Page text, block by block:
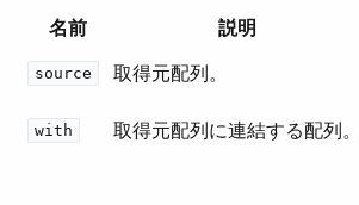
名前 説明
source 取得元配列。
with 取得元配列に連結する配列。